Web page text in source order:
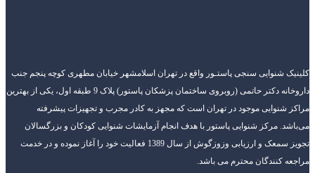
کلینیک شنوایی سنجی پاستـور واقع در تهران اسلامشهر خیابان مطهری کوچه پنجم جنب
داروخانه دکتر حاتمی (روبروی ساختمان پزشکان پاستور) پلاک 9 طبقه اول، یکی از بهترین
مراکز شنوایی موجود در تهران است که مجهز به کادر مجرب و تجهیزات پیشرفته
می‌باشد. مرکز شنوایی پاستور با هدف انجام آزمایشات شنوایی کودکان و بزرگسالان
تجویز سمعک و ارزیابی وزوزگوش از سال 1389 فعالیت خود را آغاز نموده و در خدمت
مراجعه کنندگان محترم می باشد.